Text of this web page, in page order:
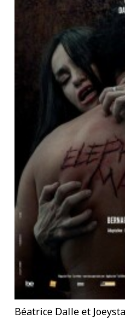
Béatrice Dalle et